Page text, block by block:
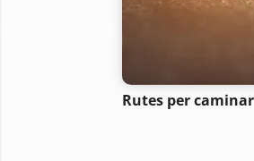
Rutes per caminar